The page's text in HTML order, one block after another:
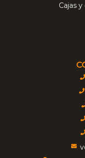
Cajas